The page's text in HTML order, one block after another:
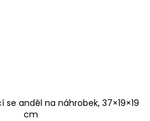
se anděl na náhrobek, 37×19×19
cm